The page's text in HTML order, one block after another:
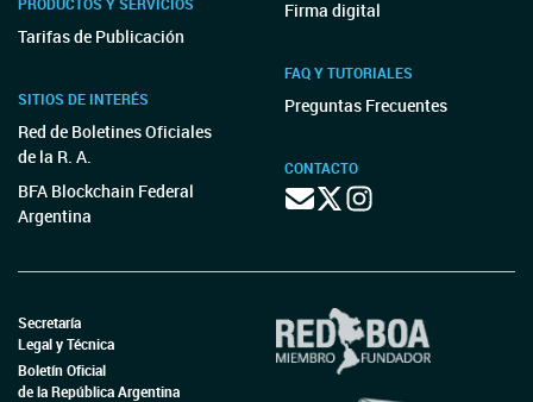
Tarifas de Publicación
SITIOS DE INTERÉS
Red de Boletines Oficiales
de la R. A.
BFA Blockchain Federal
Argentina
Firma digital
FAQ Y TUTORIALES
Preguntas Frecuentes
CONTACTO
Secretaría
Legal y Técnica
Boletín Oficial
de la República Argentina